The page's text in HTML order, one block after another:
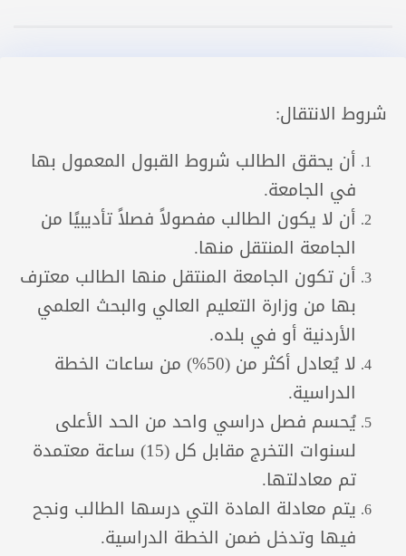
شروط الانتقال:
أن يحقق الطالب شروط القبول المعمول بها
في الجامعة.
أن لا يكون الطالب مفصولاً فصلاً تأديبيًا من
الجامعة المنتقل منها.
أن تكون الجامعة المنتقل منها الطالب معترف
بها من وزارة التعليم العالي والبحث العلمي
الأردنية أو في بلده.
لا يُعادل أكثر من (50%) من ساعات الخطة
الدراسية.
يُحسم فصل دراسي واحد من الحد الأعلى
لسنوات التخرج مقابل كل (15) ساعة معتمدة
تم معادلتها.
يتم معادلة المادة التي درسها الطالب ونجح
فيها وتدخل ضمن الخطة الدراسية.